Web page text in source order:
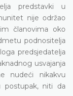
predstavki u
nije održao
članovima oko
podnositelja
predsjedatelja
usvajanja
nudeći nikakvu
postupak, niti da